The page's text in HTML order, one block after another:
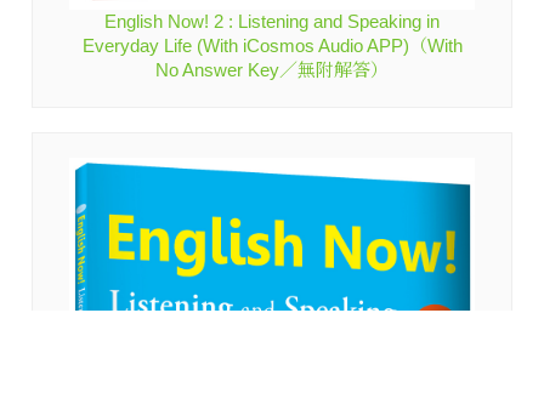
English Now! 2 : Listening and Speaking in
Everyday Life (With iCosmos Audio APP)（With
No Answer Key／無附解答）